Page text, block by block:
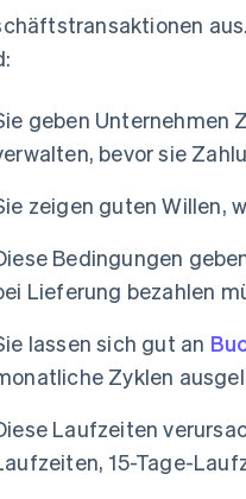
geben Unternehmen
bevor sie
zeigen guten Willen,
Bedingungen
Lieferung bezahlen
lassen sich gut an
Zyklen
Laufzeiten
15-Tage-